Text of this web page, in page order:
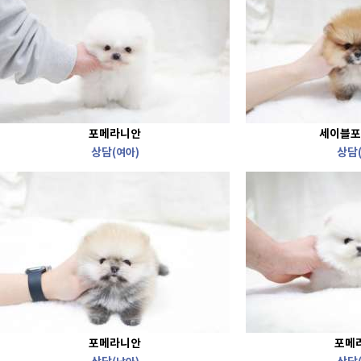
포메라니안
상담(여아)
세이블
상담
포메라니안
포메